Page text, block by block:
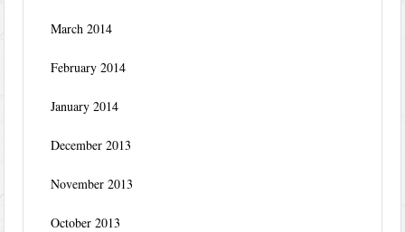
March 2014
February 2014
January 2014
December 2013
November 2013
October 2013